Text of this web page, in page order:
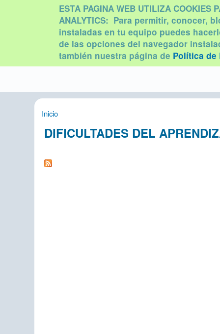
ESTA PAGINA WEB UTILIZA COOKIES
ANALYTICS: Para permitir, conocer,
instaladas en tu equipo puedes
de las opciones del navegador
también nuestra página de Política de
Psicología
infantil Valencia,
Psicopedagogía
TDAH,
Dificultades del
aprendizaje,
dislexia
Dificultades del
aprendizaje,
psicotaduy,TDAH,
dislexia
Se encuentra usted aquí
Inicio
DIFICULTADES DEL